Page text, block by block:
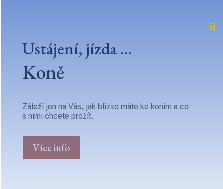
Ustájení, jízda …
Koně
Záleží jen na Vás, jak blízko máte ke koním a co
s nimi chcete prožít.
Více info